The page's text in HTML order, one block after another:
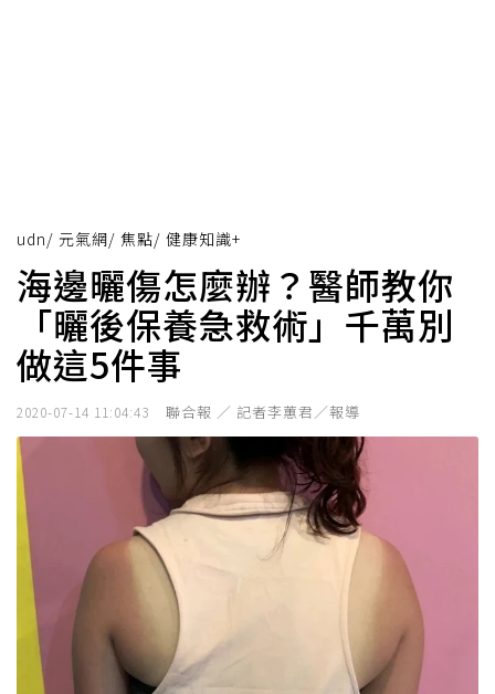
udn/ 元氣網/ 焦點/ 健康知識+
海邊曬傷怎麼辦？醫師教你
「曬後保養急救術」千萬別
做這5件事
2020-07-14 11:04:43 聯合報 ／ 記者李蕙君／報導